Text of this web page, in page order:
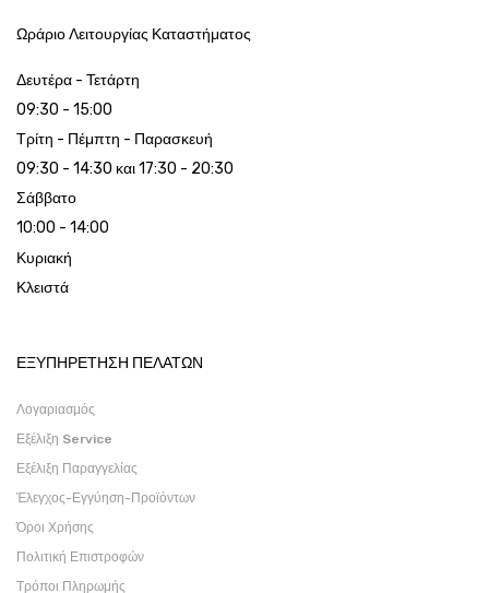
Ωράριο Λειτουργίας Καταστήματος
Δευτέρα - Τετάρτη
09:30 - 15:00
Τρίτη - Πέμπτη - Παρασκευή
09:30 - 14:30 και 17:30 - 20:30
Σάββατο
10:00 - 14:00
Κυριακή
Κλειστά
ΕΞΥΠΗΡΕΤΗΣΗ ΠΕΛΑΤΩΝ
Λογαριασμός
Εξέλιξη Service
Εξέλιξη Παραγγελίας
Έλεγχος-Εγγύηση-Προϊόντων
Όροι Χρήσης
Πολιτική Επιστροφών
Τρόποι Πληρωμής